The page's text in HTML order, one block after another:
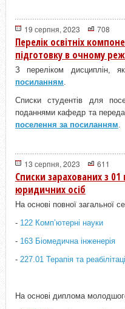
19 серпня, 2023 708
Перелік освітніх
підготовку в очному
З переліком дисциплін,
посиланням.
Списки студентів для
поданнями кафедр та
поселення за посиланням.
13 серпня, 2023 611
Списки зарахованих з
юридичних осіб
На основі повної загальної
- 122 Компʼютерні науки
- 163 Біомедична інженерія
- 227.01 Терапія та
На основі диплома